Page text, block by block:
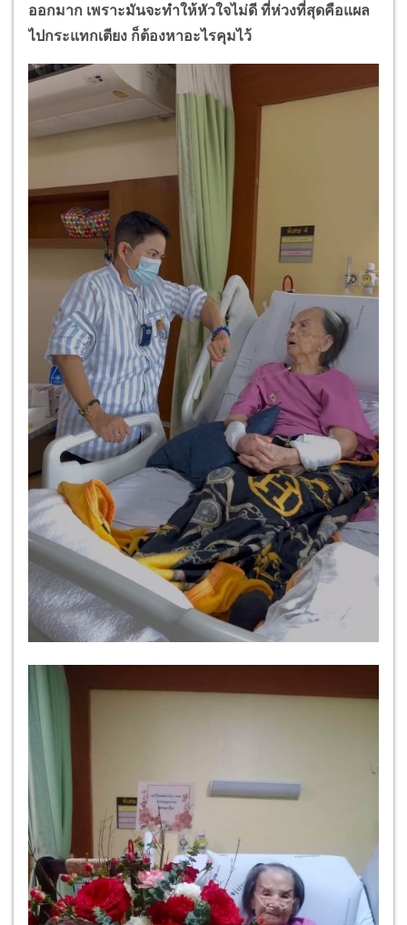
ออกมาก เพราะมันจะทำให้หัวใจไม่ดี ที่ห่วงที่สุดคือแผล
ไปกระแทกเตียง ก็ต้องหาอะไรคุมไว้